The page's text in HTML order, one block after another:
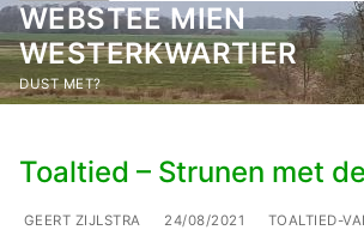
WEBSTEE MIEN
WESTERKWARTIER
DUST MET? Zoeken naar:
Toaltied – Strunen met
GEERT ZIJLSTRA 24/08/2021 TOALTIED-